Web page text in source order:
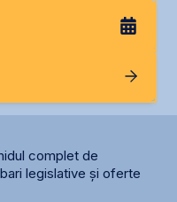
complet de
legislative și oferte